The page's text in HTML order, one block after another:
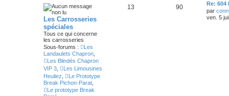
Les Carrosseries
spéciales
Tous ce qui concerne
les carrosseries
Sous-forums :
Les
Landaulets Chapron
Les Blindés Chapron
VIP 3
Les Limousines
Heuliez
Le Prototype
Break Pichon-Parat
Le prototype Break
13 90
Re:
par
ven. 5